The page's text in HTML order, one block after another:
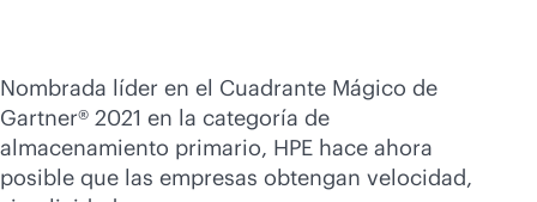
Nombrada líder en el Cuadrante Mágico de
Gartner® 2021 en la categoría de
almacenamiento primario, HPE hace ahora
posible que las empresas obtengan velocidad,